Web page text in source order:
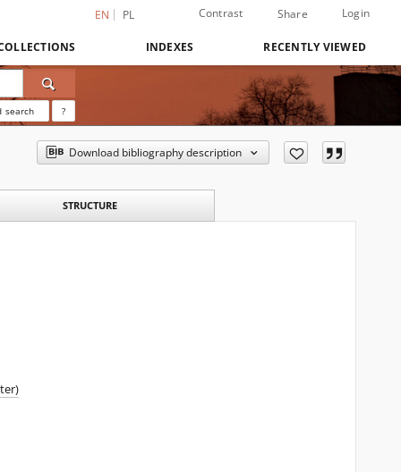
EN PL Contrast Share Login
INDEXES RECENTLY VIEWED
search ?
Download bibliography description
STRUCTURE